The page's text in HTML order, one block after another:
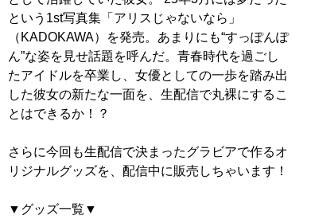
という1st写真集「アリスじゃないなら」
（KADOKAWA）を発売。あまりにも“すっぽんぽ
ん”な姿を見せ話題を呼んだ。青春時代を過ごし
たアイドルを卒業し、女優としての一歩を踏み出
した彼女の新たな一面を、生配信で丸裸にするこ
とはできるか！？
さらに今回も生配信で決まったグラビアで作るオ
リジナルグッズを、配信中に販売しちゃいます！
▼グッズ一覧▼